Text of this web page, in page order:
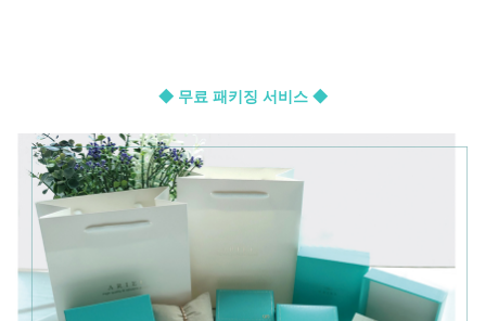
◆ 무료 패키징 서비스 ◆